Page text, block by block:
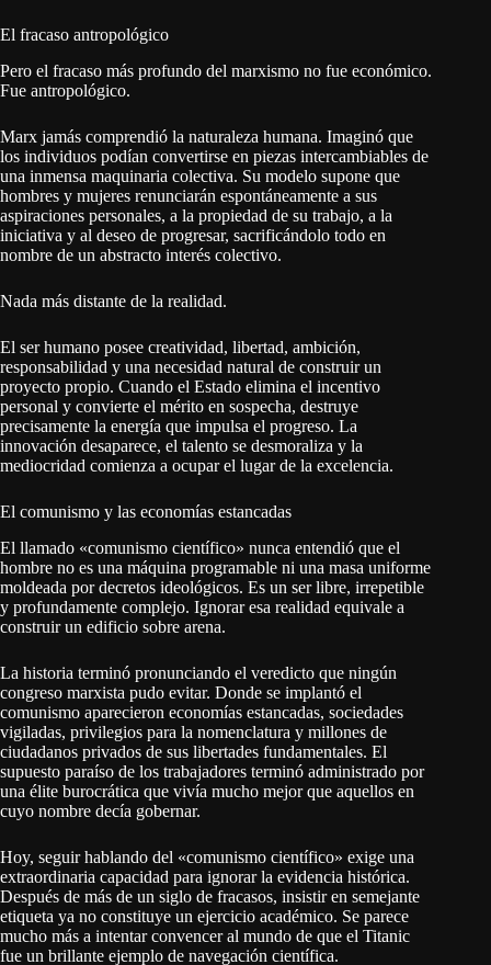
El fracaso antropológico
Pero el fracaso más profundo del marxismo no fue económico.
Fue antropológico.
Marx jamás comprendió la naturaleza humana. Imaginó que
los individuos podían convertirse en piezas intercambiables de
una inmensa maquinaria colectiva. Su modelo supone que
hombres y mujeres renunciarán espontáneamente a sus
aspiraciones personales, a la propiedad de su trabajo, a la
iniciativa y al deseo de progresar, sacrificándolo todo en
nombre de un abstracto interés colectivo.
Nada más distante de la realidad.
El ser humano posee creatividad, libertad, ambición,
responsabilidad y una necesidad natural de construir un
proyecto propio. Cuando el Estado elimina el incentivo
personal y convierte el mérito en sospecha, destruye
precisamente la energía que impulsa el progreso. La
innovación desaparece, el talento se desmoraliza y la
mediocridad comienza a ocupar el lugar de la excelencia.
El comunismo y las economías estancadas
El llamado «comunismo científico» nunca entendió que el
hombre no es una máquina programable ni una masa uniforme
moldeada por decretos ideológicos. Es un ser libre, irrepetible
y profundamente complejo. Ignorar esa realidad equivale a
construir un edificio sobre arena.
La historia terminó pronunciando el veredicto que ningún
congreso marxista pudo evitar. Donde se implantó el
comunismo aparecieron economías estancadas, sociedades
vigiladas, privilegios para la nomenclatura y millones de
ciudadanos privados de sus libertades fundamentales. El
supuesto paraíso de los trabajadores terminó administrado por
una élite burocrática que vivía mucho mejor que aquellos en
cuyo nombre decía gobernar.
Hoy, seguir hablando del «comunismo científico» exige una
extraordinaria capacidad para ignorar la evidencia histórica.
Después de más de un siglo de fracasos, insistir en semejante
etiqueta ya no constituye un ejercicio académico. Se parece
mucho más a intentar convencer al mundo de que el Titanic
fue un brillante ejemplo de navegación científica.